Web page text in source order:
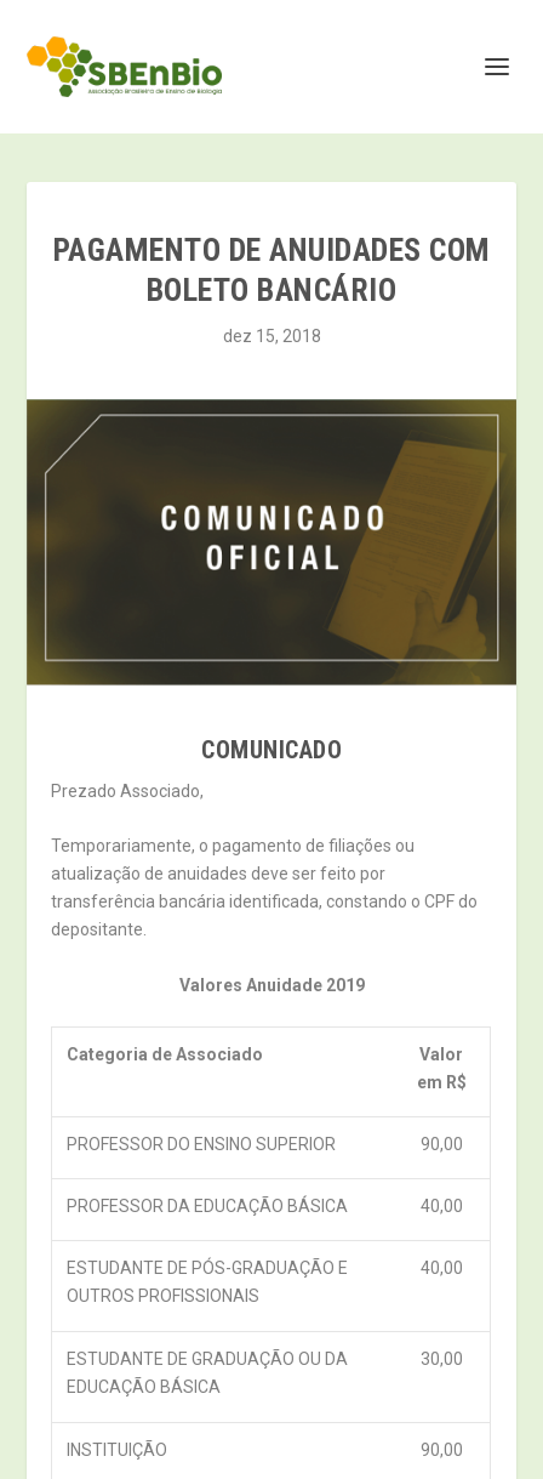
PAGAMENTO DE ANUIDADES COM
BOLETO BANCÁRIO
dez 15, 2018
COMUNICADO
Prezado Associado,
Temporariamente, o pagamento de filiações ou
atualização de anuidades deve ser feito por
transferência bancária identificada, constando o CPF do
depositante.
Valores Anuidade 2019
Categoria de Associado
Valor
em R$
PROFESSOR DO ENSINO SUPERIOR 90,00
PROFESSOR DA EDUCAÇÃO BÁSICA 40,00
ESTUDANTE DE PÓS-GRADUAÇÃO E
OUTROS PROFISSIONAIS
40,00
ESTUDANTE DE GRADUAÇÃO OU DA
EDUCAÇÃO BÁSICA
30,00
INSTITUIÇÃO 90,00